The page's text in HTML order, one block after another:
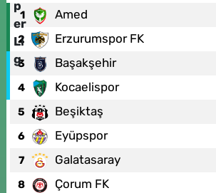
1 Amed
2 Erzurumspor FK
3 Başakşehir
4 Kocaelispor
5 Beşiktaş
6 Eyüpspor
7 Galatasaray
8 Çorum FK